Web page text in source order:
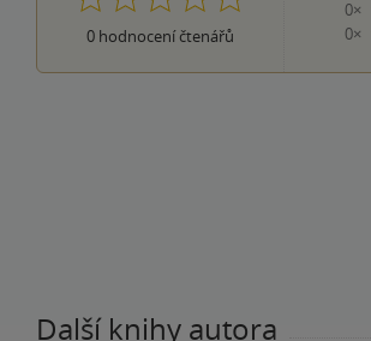
0 hodnocení čtenářů
0×
0×
Další knihy autora